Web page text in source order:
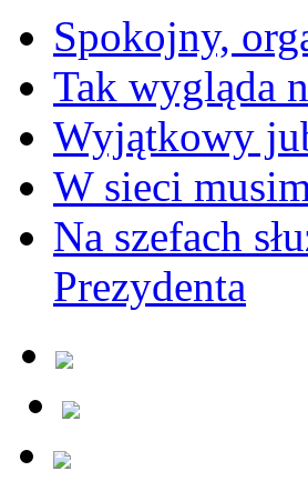
Spokojny,
Tak wygląda
Wyjątkowy
W sieci
Na szefach
Prezydenta